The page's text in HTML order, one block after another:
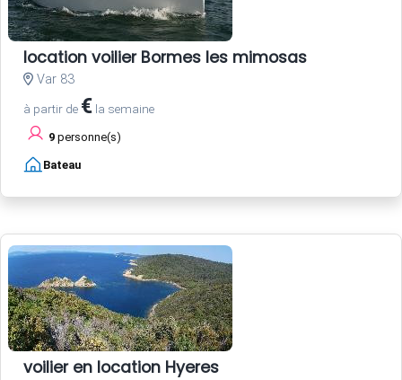
location voilier Bormes les mimosas
Var 83
à partir de € la semaine
9 personne(s)
Bateau
voilier en location Hyeres